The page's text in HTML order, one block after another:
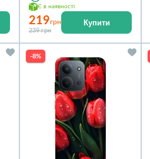
Є в наявності
219грн
239 грн
Купити
-8%